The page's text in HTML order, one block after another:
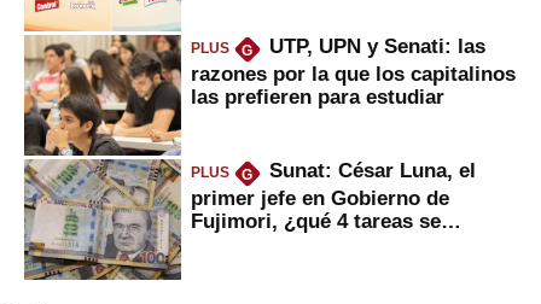
PLUS G
UTP, UPN y Senati: las
razones por la que los capitalinos
las prefieren para estudiar
PLUS G
Sunat: César Luna, el
primer jefe en Gobierno de
Fujimori, ¿qué 4 tareas se